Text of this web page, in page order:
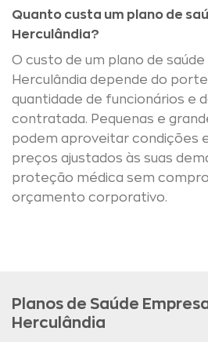
Quanto custa um plano de
Herculândia?
O custo de um plano de
Herculândia depende do
quantidade de funcionários e
contratada. Pequenas e
podem aproveitar condições
preços ajustados às suas
proteção médica sem
orçamento corporativo.
Planos de Saúde
Herculândia